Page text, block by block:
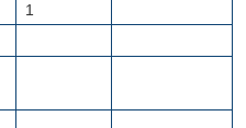
1